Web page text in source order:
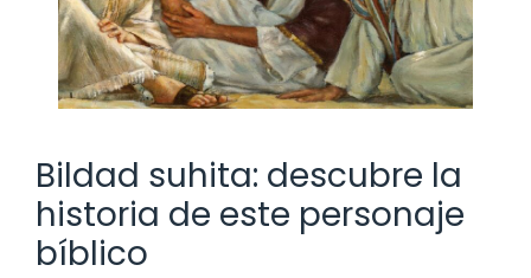
Bildad suhita: descubre la
historia de este personaje
bíblico